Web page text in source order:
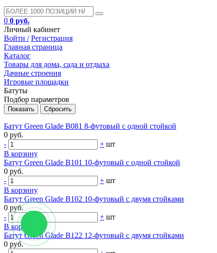
0 0 руб.
Личный кабинет
Войти / Регистрация
Главная страница
Каталог
Товары для дома, сада и отдыха
Дачные строения
Игровые площадки
Батуты
Подбор параметров
Батут Green Glade B081 8-футовый с одной стойкой
0 руб.
-
+ шт
В корзину
Батут Green Glade B101 10-футовый с одной стойкой
0 руб.
-
+ шт
В корзину
Батут Green Glade B102 10-футовый с двумя стойками
0 руб.
-
+ шт
В корзину
Батут Green Glade B122 12-футовый с двумя стойками
0 руб.